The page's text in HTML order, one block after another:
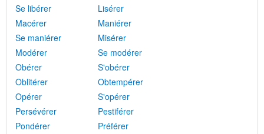
Se libérer
Lisérer
Macérer
Maniérer
Se maniérer
Misérer
Modérer
Se modérer
Obérer
S'obérer
Oblitérer
Obtempérer
Opérer
S'opérer
Persévérer
Pestiférer
Pondérer
Préférer